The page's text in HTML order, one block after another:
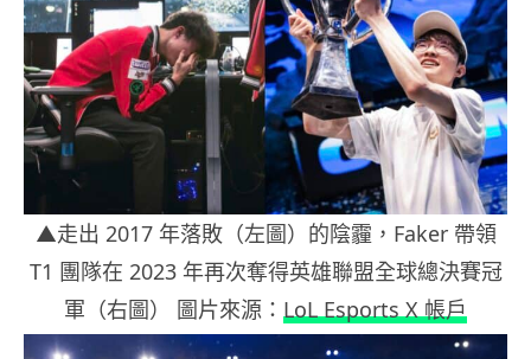
▲走出 2017 年落敗（左圖）的陰霾，Faker 帶領
T1 團隊在 2023 年再次奪得英雄聯盟全球總決賽冠
軍（右圖） 圖片來源： LoL Esports X 帳戶